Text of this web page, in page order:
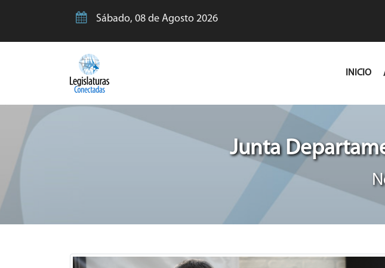
Sábado, 08 de Agosto 2026
INICIO
Junta